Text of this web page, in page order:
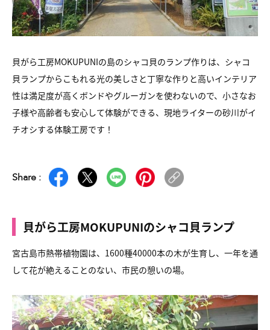
貝がら工房MOKUPUNIの島のシャコ貝のランプ作りは、 シャコ
貝ランプからこもれる光の美しさと丁寧な作りと高いインテリア
性は満足度が高く ボンドやグルーガンを使わないので、 小さなお
子様や高齢者も安心して体験ができる、 現地ライターの砂川がイ
チオシする体験工房です！
Share :
貝がら工房MOKUPUNIのシャコ貝ランプ
宮古島市熱帯植物園は、1600種40000本の木が生育し、 一年を通
して花が絶えることのない、市民の憩いの場。